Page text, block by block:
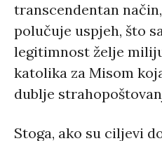
transcendentan
polučuje uspjeh, što
legitimnost želje
katolika za Misom
dublje
Stoga, ako su ciljevi